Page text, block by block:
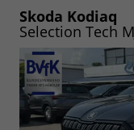
speichern/drucken
Skoda Kodiaq
Selection Tech